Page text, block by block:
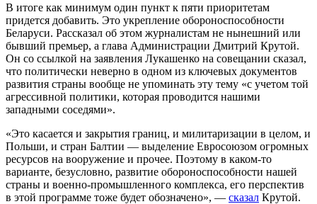
В итоге как минимум один пункт к пяти приоритетам
придется добавить. Это укрепление обороноспособности
Беларуси. Рассказал об этом журналистам не нынешний или
бывший премьер, а глава Администрации Дмитрий Крутой.
Он со ссылкой на заявления Лукашенко на совещании сказал,
что политически неверно в одном из ключевых документов
развития страны вообще не упоминать эту тему «с учетом той
агрессивной политики, которая проводится нашими
западными соседями».
«Это касается и закрытия границ, и милитаризации в целом, и
Польши, и стран Балтии — выделение Евросоюзом огромных
ресурсов на вооружение и прочее. Поэтому в каком-то
варианте, безусловно, развитие обороноспособности нашей
страны и военно-промышленного комплекса, его перспектив
в этой программе тоже будет обозначено», — сказал Крутой.